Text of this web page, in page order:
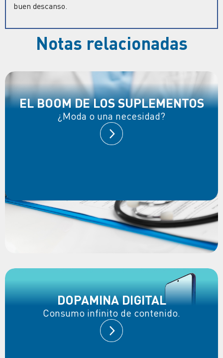
buen descanso.
Notas relacionadas
EL BOOM DE LOS SUPLEMENTOS
¿Moda o una necesidad?
DOPAMINA DIGITAL
Consumo infinito de contenido.